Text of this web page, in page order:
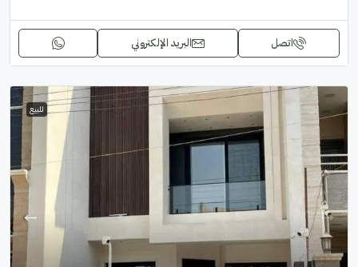
اتصل البريد الإلكتروني
للبيع